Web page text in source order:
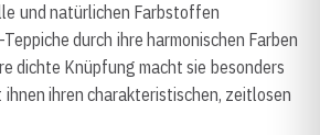
und natürlichen Farbstoffen
durch ihre harmonischen Farben
dichte Knüpfung macht sie besonders
ihren charakteristischen, zeitlosen